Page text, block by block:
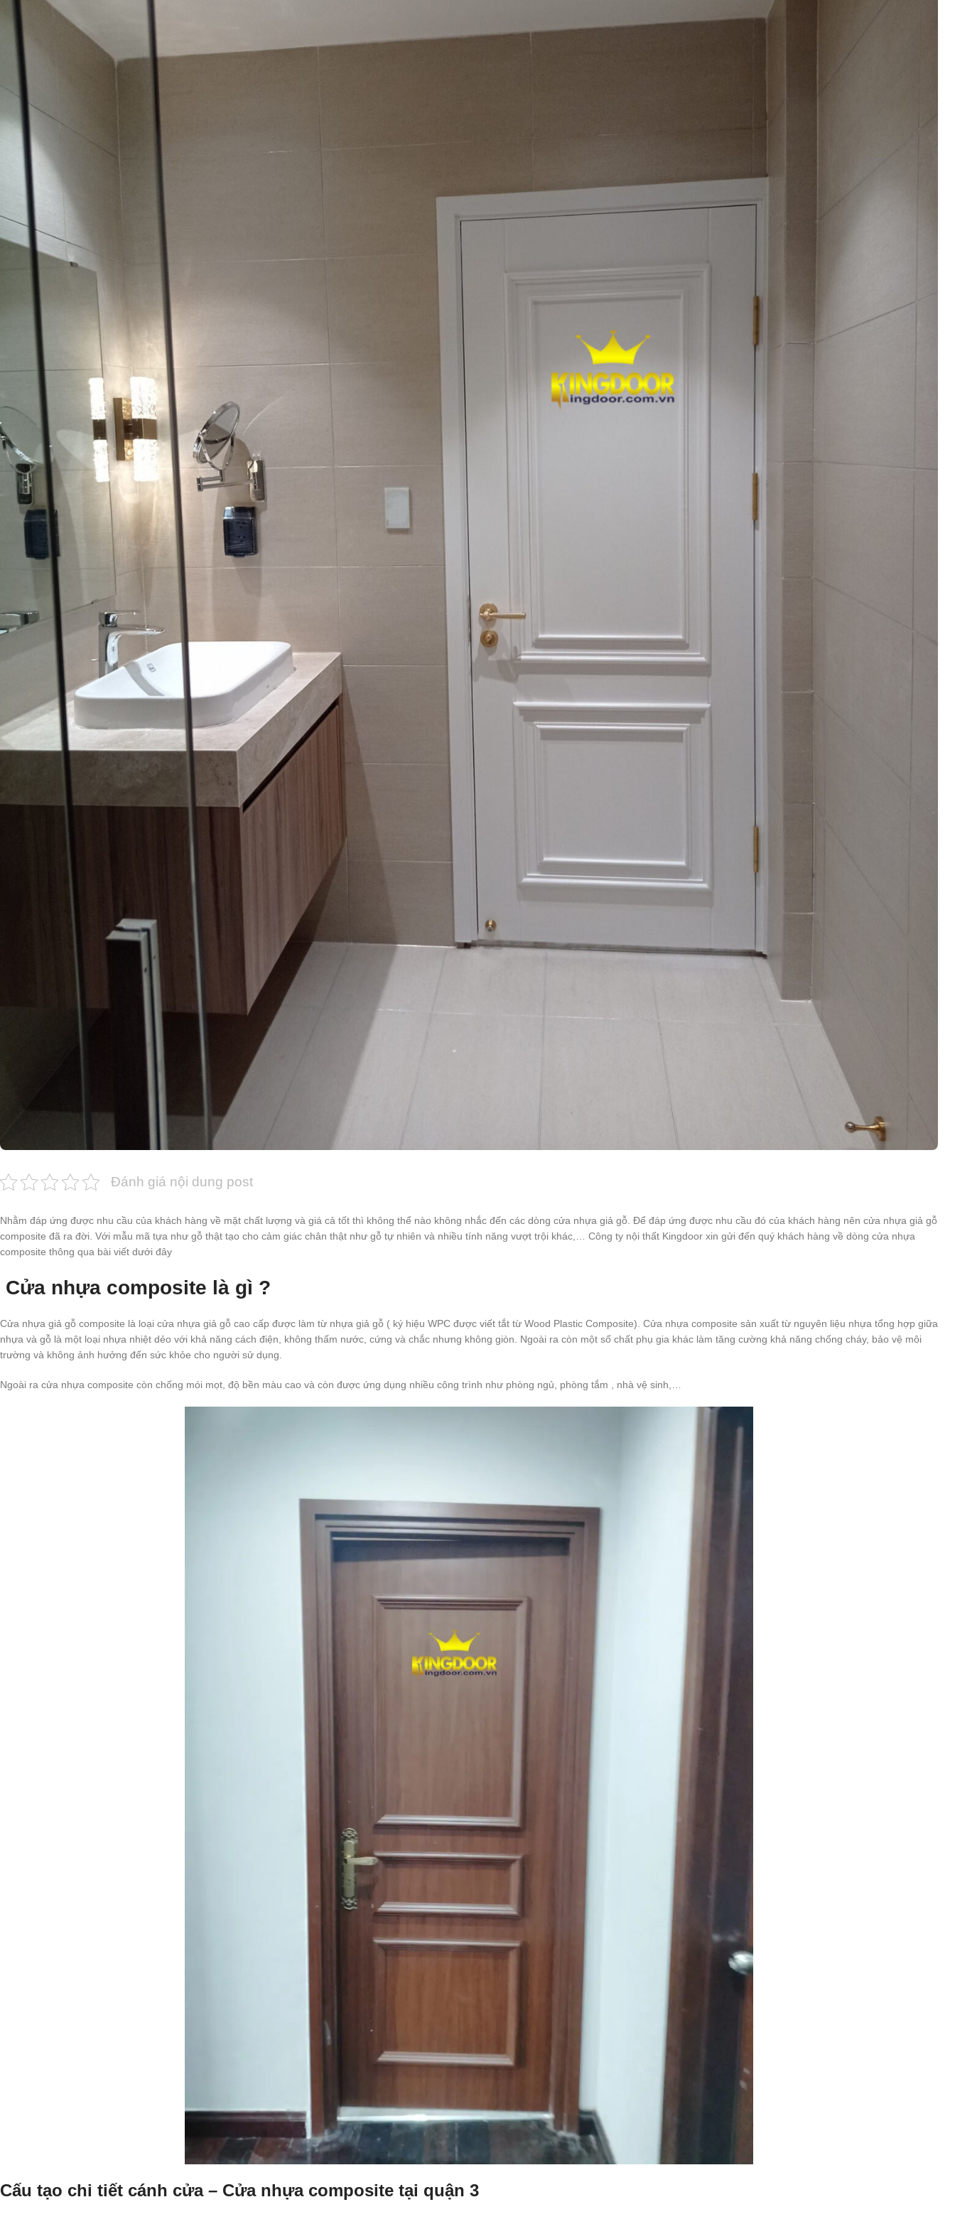
Đánh giá nội dung post
Nhằm đáp ứng được nhu cầu của khách hàng về mặt chất lượng và giá cả tốt thì không thể nào không nhắc đến các dòng cửa nhựa giả gỗ. Để đáp ứng được nhu cầu đó của khách hàng nên cửa nhựa giả gỗ
composite đã ra đời. Với mẫu mã tựa như gỗ thật tạo cho cảm giác chân thật như gỗ tự nhiên và nhiều tính năng vượt trội khác,… Công ty nội thất Kingdoor xin gửi đến quý khách hàng về dòng cửa nhựa
composite thông qua bài viết dưới đây
Cửa nhựa composite là gì ?
Cửa nhựa giả gỗ composite là loại cửa nhựa giả gỗ cao cấp được làm từ nhựa giả gỗ ( ký hiệu WPC được viết tắt từ Wood Plastic Composite). Cửa nhựa composite sản xuất từ nguyên liệu nhựa tổng hợp giữa
nhựa và gỗ là một loại nhựa nhiệt dẻo với khả năng cách điện, không thấm nước, cứng và chắc nhưng không giòn. Ngoài ra còn một số chất phụ gia khác làm tăng cường khả năng chống cháy, bảo vệ môi
trường và không ảnh hưởng đến sức khỏe cho người sử dụng.
Ngoài ra cửa nhựa composite còn chống mói mọt, độ bền màu cao và còn được ứng dụng nhiều công trình như phòng ngủ, phòng tắm , nhà vệ sinh,…
Cấu tạo chi tiết cánh cửa – Cửa nhựa composite tại quận 3